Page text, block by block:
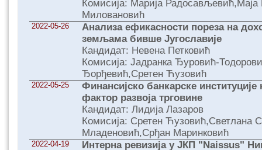
Комисија: Марија
Миловановић
2022-05-26
Анализа ефикасности пореза на
земљама бивше Југославије
Кандидат: Невена Петковић
Комисија: Јадранка Ђуровић-
Ђорђевић,Сретен Ћузовић
2022-05-25
Финансијско банкарске институције
фактор развоја трговине
Кандидат: Лидија Лазаров
Комисија: Сретен Ћузовић,Светлана
Младеновић,Срђан Маринковић
2022-04-19
Интерна ревизија у ЈКП "Naissus"